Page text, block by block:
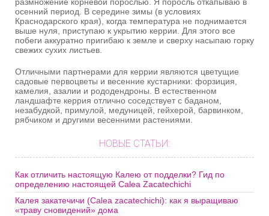
осенний период. В середине зимы (в условиях
Краснодарского края), когда температура не поднимается
выше нуля, приступаю к укрытию керрии. Для этого все
побеги аккуратно пригибаю к земле и сверху насыпаю горку
свежих сухих листьев.
Отличными партнерами для керрии являются цветущие
садовые первоцветы и весенние кустарники: форзиция,
камелия, азалии и рододендроны. В естественном
ландшафте керрия отлично соседствует с баданом,
незабудкой, примулой, медуницей, гейхерой, барвинком,
рябчиком и другими весенними растениями.
НОВЫЕ СТАТЬИ:
Как отличить настоящую Калею от подделки? Гид по
определению настоящей Calea Zacatechichi
Калея закатечичи (Calea zacatechichi): как я выращиваю
«траву сновидений» дома